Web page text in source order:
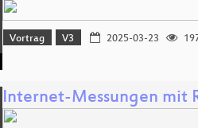
Vortrag V3 2025-03-23
Internet-Messungen mit